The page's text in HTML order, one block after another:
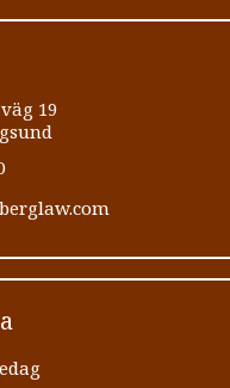
19